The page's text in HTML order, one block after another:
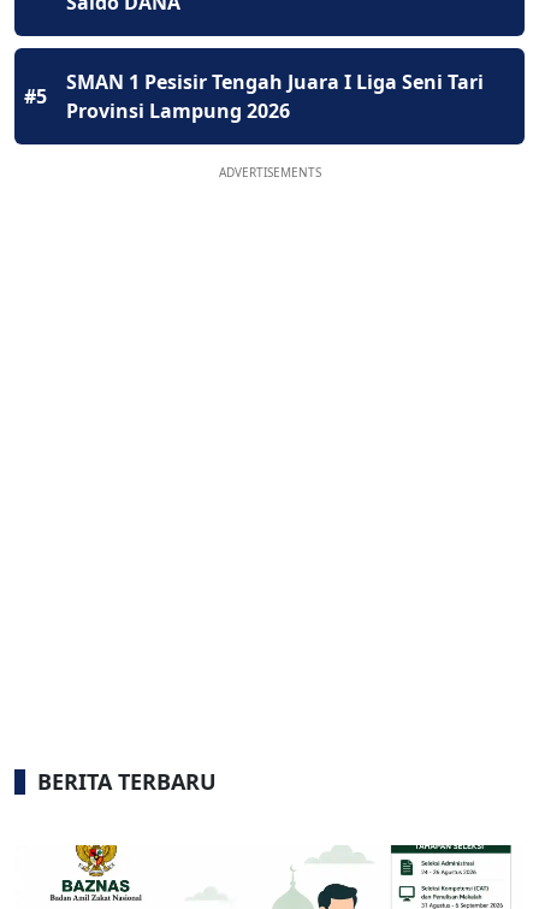
#5
SMAN 1 Pesisir Tengah Juara I Liga Seni Tari
Provinsi Lampung 2026
ADVERTISEMENTS
BERITA TERBARU